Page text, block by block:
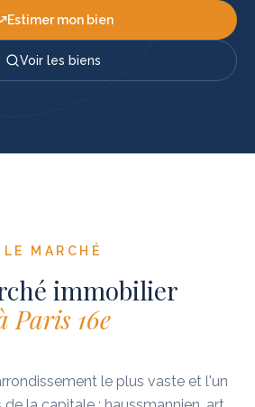
Estimer mon bien
Voir les biens
LE MARCHÉ
immobilier
Paris 16e
le plus vaste et l'un